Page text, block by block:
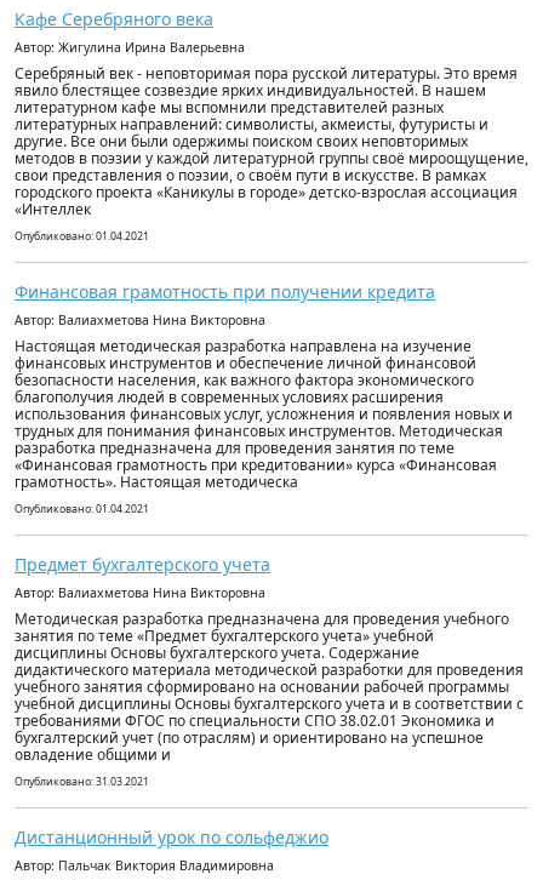
Кафе Серебряного века
Автор: Жигулина Ирина Валерьевна
Серебряный век - неповторимая пора русской литературы. Это время
явило блестящее созвездие ярких индивидуальностей. В нашем
литературном кафе мы вспомнили представителей разных
литературных направлений: символисты, акмеисты, футуристы и
другие. Все они были одержимы поиском своих неповторимых
методов в поэзии у каждой литературной группы своё мироощущение,
свои представления о поэзии, о своём пути в искусстве. В рамках
городского проекта «Каникулы в городе» детско-взрослая ассоциация
«Интеллек
Опубликовано: 01.04.2021
Финансовая грамотность при получении кредита
Автор: Валиахметова Нина Викторовна
Настоящая методическая разработка направлена на изучение
финансовых инструментов и обеспечение личной финансовой
безопасности населения, как важного фактора экономического
благополучия людей в современных условиях расширения
использования финансовых услуг, усложнения и появления новых и
трудных для понимания финансовых инструментов. Методическая
разработка предназначена для проведения занятия по теме
«Финансовая грамотность при кредитовании» курса «Финансовая
грамотность». Настоящая методическа
Опубликовано: 01.04.2021
Предмет бухгалтерского учета
Автор: Валиахметова Нина Викторовна
Методическая разработка предназначена для проведения учебного
занятия по теме «Предмет бухгалтерского учета» учебной
дисциплины Основы бухгалтерского учета. Содержание
дидактического материала методической разработки для проведения
учебного занятия сформировано на основании рабочей программы
учебной дисциплины Основы бухгалтерского учета и в соответствии с
требованиями ФГОС по специальности СПО 38.02.01 Экономика и
бухгалтерский учет (по отраслям) и ориентировано на успешное
овладение общими и
Опубликовано: 31.03.2021
Дистанционный урок по сольфеджио
Автор: Пальчак Виктория Владимировна